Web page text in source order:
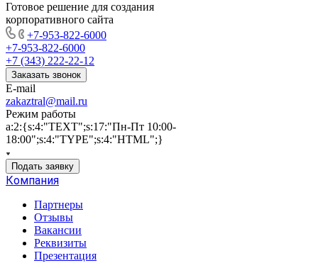
Готовое решение для создания
корпоративного сайта
+7-953-822-6000
+7-953-822-6000
+7 (343) 222-22-12
Заказать звонок
E-mail
zakaztral@mail.ru
Режим работы
a:2:{s:4:"TEXT";s:17:"Пн-Пт 10:00-
18:00";s:4:"TYPE";s:4:"HTML";}
Подать заявку
Компания
Партнеры
Отзывы
Вакансии
Реквизиты
Презентация